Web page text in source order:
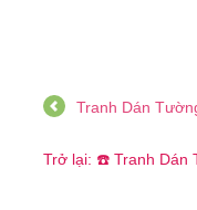
Tranh Dán
Trở lại: ☎️ Tranh Dán